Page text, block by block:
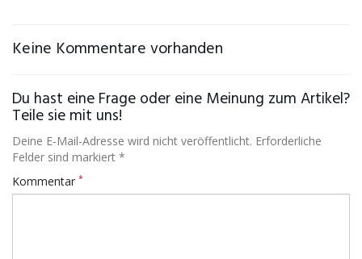
Keine Kommentare vorhanden
Du hast eine Frage oder eine Meinung zum Artikel?
Teile sie mit uns!
Deine E-Mail-Adresse wird nicht veröffentlicht. Erforderliche
Felder sind markiert *
Kommentar *